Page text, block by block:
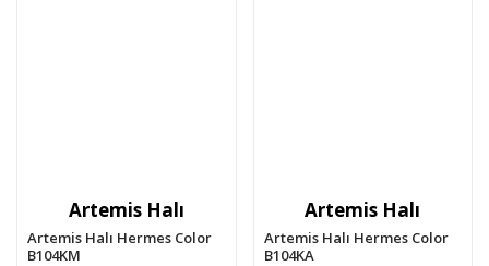
Artemis Halı
Artemis Halı Hermes Color
B104KM
Artemis Halı
Artemis Halı Hermes Color
B104KA